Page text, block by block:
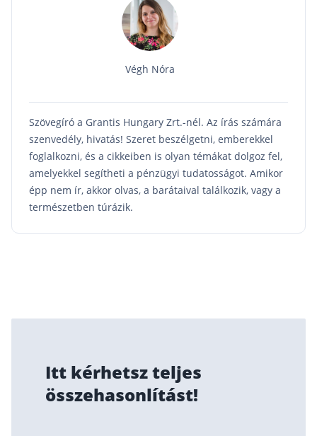
Végh Nóra
Szövegíró a Grantis Hungary Zrt.-nél. Az írás számára
szenvedély, hivatás! Szeret beszélgetni, emberekkel
foglalkozni, és a cikkeiben is olyan témákat dolgoz fel,
amelyekkel segítheti a pénzügyi tudatosságot. Amikor
épp nem ír, akkor olvas, a barátaival találkozik, vagy a
természetben túrázik.
Itt kérhetsz teljes
összehasonlítást!